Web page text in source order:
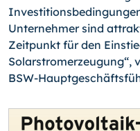
Unternehmer sind
Zeitpunkt für den
Solarstromerzeugung“,
BSW-